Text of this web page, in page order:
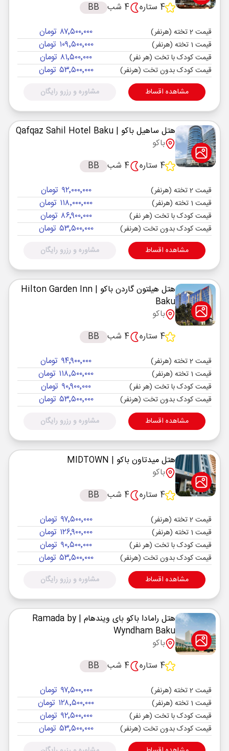
4 ستاره
4 شب BB
قیمت 2 تخته (هرنفر) ۸۷٬۵۰۰٬۰۰۰ تومان
قیمت 1 تخته (هرنفر) ۱۰۹٬۵۰۰٬۰۰۰ تومان
قیمت کودک با تخت (هر نفر) ۸۱٬۵۰۰٬۰۰۰ تومان
قیمت کودک بدون تخت (هرنفر) ۵۳٬۵۰۰٬۰۰۰ تومان
مشاهده اقساط مشاوره و رزرو رایگان
هتل ساهیل باکو | Qafqaz Sahil Hotel Baku
باکو
4 ستاره
4 شب BB
قیمت 2 تخته (هرنفر) ۹۲٬۰۰۰٬۰۰۰ تومان
قیمت 1 تخته (هرنفر) ۱۱۸٬۰۰۰٬۰۰۰ تومان
قیمت کودک با تخت (هر نفر) ۸۶٬۹۰۰٬۰۰۰ تومان
قیمت کودک بدون تخت (هرنفر) ۵۳٬۵۰۰٬۰۰۰ تومان
مشاهده اقساط مشاوره و رزرو رایگان
هتل هیلتون گاردن باکو
| Hilton Garden Inn
Baku
باکو
4 ستاره
4 شب BB
قیمت 2 تخته (هرنفر) ۹۴٬۹۰۰٬۰۰۰ تومان
قیمت 1 تخته (هرنفر) ۱۱۸٬۵۰۰٬۰۰۰ تومان
قیمت کودک با تخت (هر نفر) ۹۰٬۹۰۰٬۰۰۰ تومان
قیمت کودک بدون تخت (هرنفر) ۵۳٬۵۰۰٬۰۰۰ تومان
مشاهده اقساط مشاوره و رزرو رایگان
هتل میدتاون باکو | MIDTOWN
باکو
4 ستاره
4 شب BB
قیمت 2 تخته (هرنفر) ۹۷٬۵۰۰٬۰۰۰ تومان
قیمت 1 تخته (هرنفر) ۱۲۶٬۹۰۰٬۰۰۰ تومان
قیمت کودک با تخت (هر نفر) ۹۰٬۵۰۰٬۰۰۰ تومان
قیمت کودک بدون تخت (هرنفر) ۵۳٬۵۰۰٬۰۰۰ تومان
مشاهده اقساط مشاوره و رزرو رایگان
هتل رامادا باکو بای ویندهام | Ramada by
Wyndham Baku
باکو
4 ستاره
4 شب BB
قیمت 2 تخته (هرنفر) ۹۷٬۵۰۰٬۰۰۰ تومان
قیمت 1 تخته (هرنفر) ۱۲۸٬۵۰۰٬۰۰۰ تومان
قیمت کودک با تخت (هر نفر) ۹۲٬۵۰۰٬۰۰۰ تومان
قیمت کودک بدون تخت (هرنفر) ۵۳٬۵۰۰٬۰۰۰ تومان